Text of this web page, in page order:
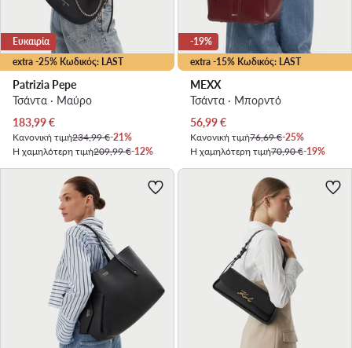
extra -25% Κωδικός: LAST
Ευκαιρία
Patrizia Pepe
Τσάντα · Μαύρο
Τρέχουσα τιμή
183,99€
Κανονική τιμή234,99 €-21%
Η χαμηλότερη τιμή209,99 €-12%
extra -15% Κωδικός: LAST
-19%
MEXX
Τσάντα · Μπορντό
Τρέχουσα τιμή
56,99€
Κανονική τιμή76,69 €-25%
Η χαμηλότερη τιμή70,90 €-19%